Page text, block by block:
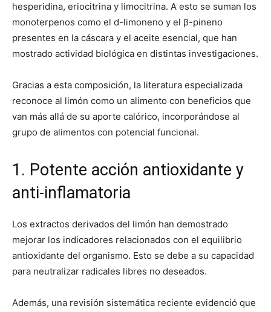
hesperidina, eriocitrina y limocitrina. A esto se suman los
monoterpenos como el d-limoneno y el β-pineno
presentes en la cáscara y el aceite esencial, que han
mostrado actividad biológica en distintas investigaciones.
Gracias a esta composición, la literatura especializada
reconoce al limón como un alimento con beneficios que
van más allá de su aporte calórico, incorporándose al
grupo de alimentos con potencial funcional.
1. Potente acción antioxidante y
anti-inflamatoria
Los extractos derivados del limón han demostrado
mejorar los indicadores relacionados con el equilibrio
antioxidante del organismo. Esto se debe a su capacidad
para neutralizar radicales libres no deseados.
Además, una revisión sistemática reciente evidenció que